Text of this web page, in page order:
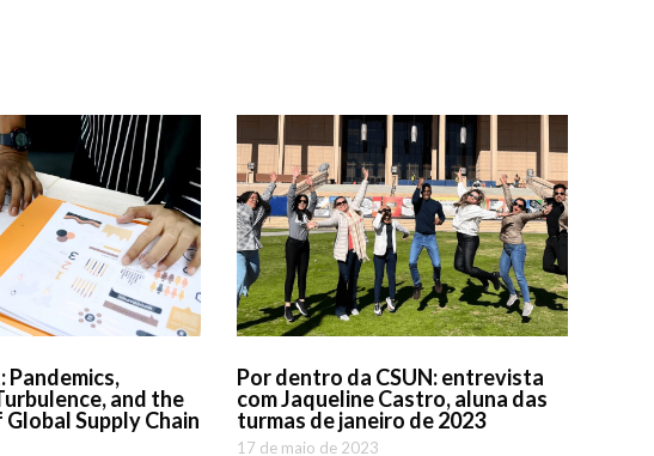
and the
Supply Chain
Por dentro da CSUN: entrevista
com Jaqueline Castro, aluna das
turmas de janeiro de 2023
17 de maio de 2023